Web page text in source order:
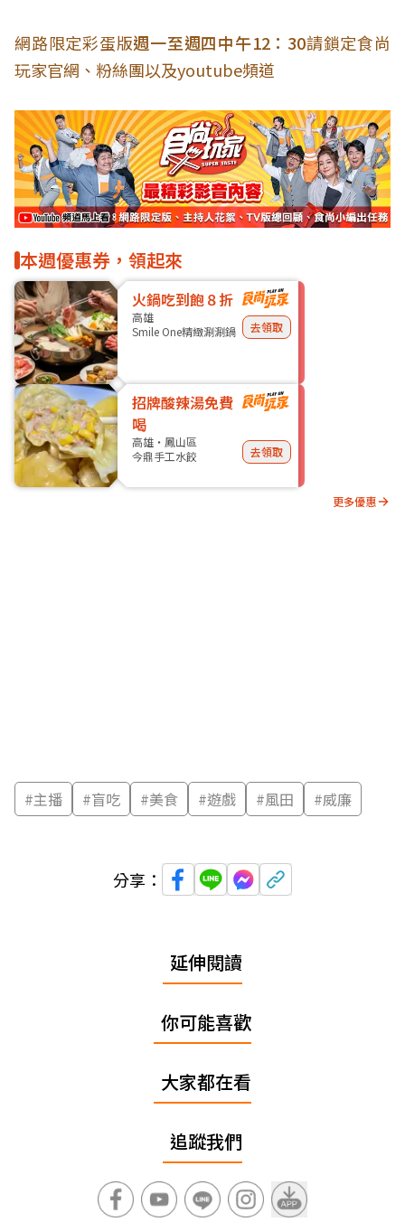
網路限定彩蛋版週一至週四中午12：30請鎖定食尚
玩家官網、粉絲團以及youtube頻道
本週優惠券，領起來
火鍋吃到飽８折
高雄
Smile One精緻涮涮鍋
去領取
招牌酸辣湯免費
喝
高雄・鳳山區
今鼎手工水餃
去領取
更多優惠
#主播 #盲吃 #美食 #遊戲 #風田 #威廉
分享：
延伸閱讀
你可能喜歡
大家都在看
追蹤我們